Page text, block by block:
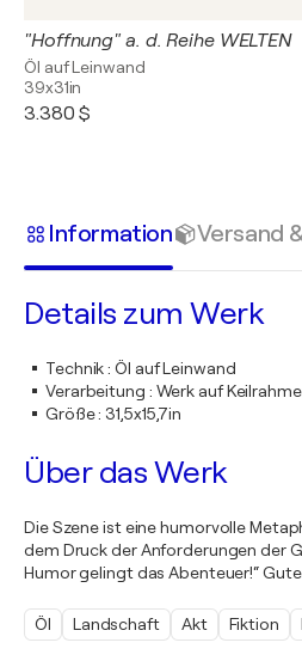
"Hoffnung" a. d. Reihe WELTEN
Öl auf Leinwand
39x31in
3.380 $
Information Versand
Details zum Werk
Technik:Öl auf Leinwand
Verarbeitung : Werk auf
Größe: 31,5x15,7in
Über das Werk
Die Szene ist eine humorvolle
dem Druck der Anforderungen der
Humor gelingt das Abenteuer!“
Öl Landschaft Akt Fiktion